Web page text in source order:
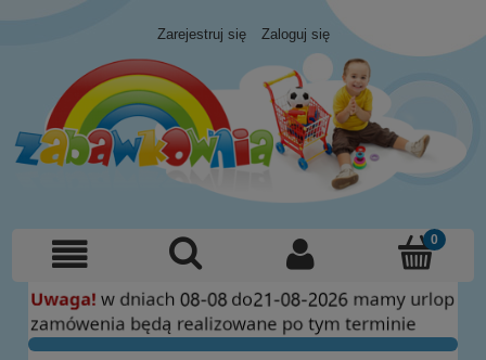
Zarejestruj się Zaloguj się